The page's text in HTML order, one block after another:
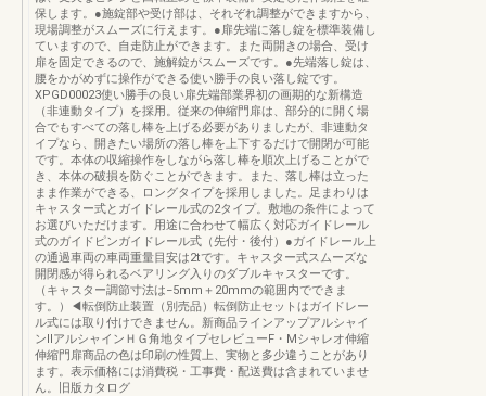
保します。●施錠部や受け部は、それぞれ調整ができますから、
現場調整がスムーズに行えます。●扉先端に落し錠を標準装備し
ていますので、自走防止ができます。また両開きの場合、受け
扉を固定できるので、施解錠がスムーズです。●先端落し錠は、
腰をかがめずに操作ができる使い勝手の良い落し錠です。
XPGD00023使い勝手の良い扉先端部業界初の画期的な新構造
（非連動タイプ）を採用。従来の伸縮門扉は、部分的に開く場
合でもすべての落し棒を上げる必要がありましたが、非連動タ
イプなら、開きたい場所の落し棒を上下するだけで開閉が可能
です。本体の収縮操作をしながら落し棒を順次上げることがで
き、本体の破損を防ぐことができます。また、落し棒は立った
まま作業ができる、ロングタイプを採用しました。足まわりは
キャスター式とガイドレール式の2タイプ。敷地の条件によって
お選びいただけます。用途に合わせて幅広く対応ガイドレール
式のガイドピンガイドレール式（先付・後付）●ガイドレール上
の通過車両の車両重量目安は2tです。キャスター式スムーズな
開閉感が得られるベアリング入りのダブルキャスターです。
（キャスター調節寸法は−5mm＋20mmの範囲内でできま
す。）◀転倒防止装置（別売品）転倒防止セットはガイドレー
ル式には取り付けできません。新商品ラインアップアルシャイ
ンⅡアルシャインＨＧ角地タイプセレビューF・Mシャレオ伸縮
伸縮門扉商品の色は印刷の性質上、実物と多少違うことがあり
ます。表示価格には消費税・工事費・配送費は含まれていませ
ん。旧版カタログ